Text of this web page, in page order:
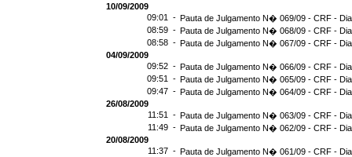
10/09/2009
09:01 - Pauta de Julgamento N� 069/09 - CRF -
08:59 - Pauta de Julgamento N� 068/09 - CRF -
08:58 - Pauta de Julgamento N� 067/09 - CRF -
04/09/2009
09:52 - Pauta de Julgamento N� 066/09 - CRF -
09:51 - Pauta de Julgamento N� 065/09 - CRF -
09:47 - Pauta de Julgamento N� 064/09 - CRF -
26/08/2009
11:51 - Pauta de Julgamento N� 063/09 - CRF -
11:49 - Pauta de Julgamento N� 062/09 - CRF -
20/08/2009
11:37 - Pauta de Julgamento N� 061/09 - CRF -